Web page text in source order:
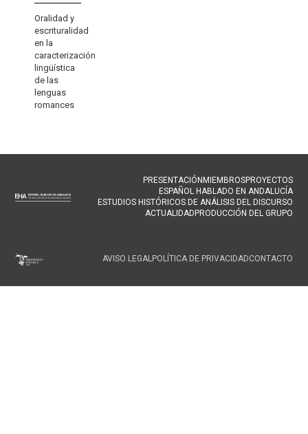
Oralidad y
escrituralidad
en la
caracterización
lingüística
de las
lenguas
romances
NAVEGACIÓN
PRINCIPAL
PRESENTACIÓN MIEMBROSPROYECTOS
ESPAÑOL HABLADO EN ANDALUCÍA
ESTUDIOS HISTÓRICOS DE ANÁLISIS DEL DISCURSO
ACTUALIDAD PRODUCCIÓN DEL GRUPO
FOOTERAVISO LEGALPOLÍTICA DE PRIVACIDADCONTACTO